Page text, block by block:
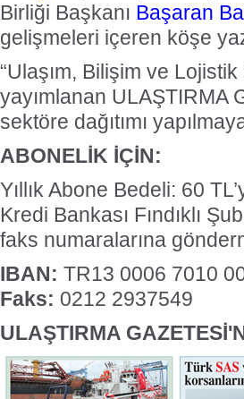
Birliği Başkanı Başaran
gelişmeleri içeren köşe
“Ulaşım, Bilişim ve
yayımlanan ULAŞTIRMA
sektöre dağıtımı
ABONELİK İÇİN:
Yıllık Abone Bedeli: 60
Kredi Bankası Fındıklı
faks numaralarına
IBAN: TR13 0006 7010
Faks: 0212 2937549
ULAŞTIRMA